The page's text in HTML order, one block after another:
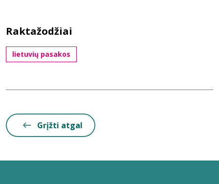
Raktažodžiai
lietuvių pasakos
Grįžti atgal